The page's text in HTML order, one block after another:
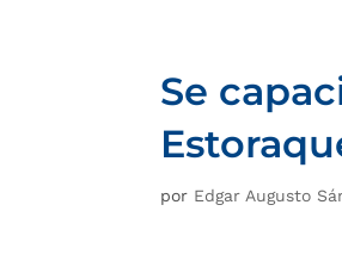
Se
por Edgar Augusto